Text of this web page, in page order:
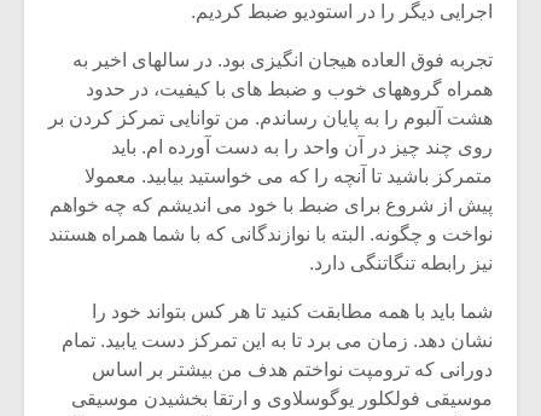
اجرایی دیگر را در استودیو ضبط کردیم.
تجربه فوق العاده هیجان انگیزی بود. در سالهای اخیر به
همراه گروههای خوب و ضبط های با کیفیت، در حدود
هشت آلبوم را به پایان رساندم. من توانایی تمرکز کردن بر
روی چند چیز در آن واحد را به دست آورده ام. باید
متمرکز باشید تا آنچه را که می خواستید بیابید. معمولا
پیش از شروع برای ضبط با خود می اندیشم که چه خواهم
نواخت و چگونه. البته با نوازندگانی که با شما همراه هستند
نیز رابطه تنگاتنگی دارد.
شما باید با همه مطابقت کنید تا هر کس بتواند خود را
نشان دهد. زمان می برد تا به این تمرکز دست یابید. تمام
دورانی که ترومپت نواختم هدف من بیشتر بر اساس
موسیقی فولکلور یوگوسلاوی و ارتقا بخشیدن موسیقی